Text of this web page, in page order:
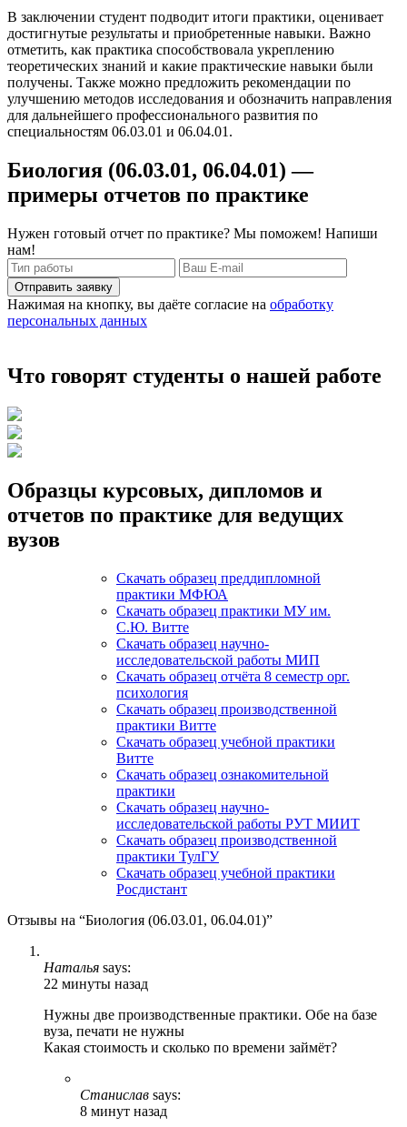
В заключении студент подводит итоги практики, оценивает
достигнутые результаты и приобретенные навыки. Важно
отметить, как практика способствовала укреплению
теоретических знаний и какие практические навыки были
получены. Также можно предложить рекомендации по
улучшению методов исследования и обозначить направления
для дальнейшего профессионального развития по
специальностям 06.03.01 и 06.04.01.
Биология (06.03.01, 06.04.01) —
примеры отчетов по практике
Нужен готовый отчет по практике? Мы поможем! Напиши
нам!
Отправить заявку
Нажимая на кнопку, вы даёте согласие на обработку
персональных данных
Что говорят студенты о нашей работе
Образцы курсовых, дипломов и
отчетов по практике для ведущих
вузов
Скачать образец преддипломной
практики МФЮА
Скачать образец практики МУ им.
С.Ю. Витте
Скачать образец научно-
исследовательской работы МИП
Скачать образец отчёта 8 семестр орг.
психология
Скачать образец производственной
практики Витте
Скачать образец учебной практики
Витте
Скачать образец ознакомительной
практики
Скачать образец научно-
исследовательской работы РУТ МИИТ
Скачать образец производственной
практики ТулГУ
Скачать образец учебной практики
Росдистант
Отзывы на “Биология (06.03.01, 06.04.01)”
Наталья says:
22 минуты назад
Нужны две производственные практики. Обе на базе
вуза, печати не нужны
Какая стоимость и сколько по времени займёт?
Станислав says:
8 минут назад